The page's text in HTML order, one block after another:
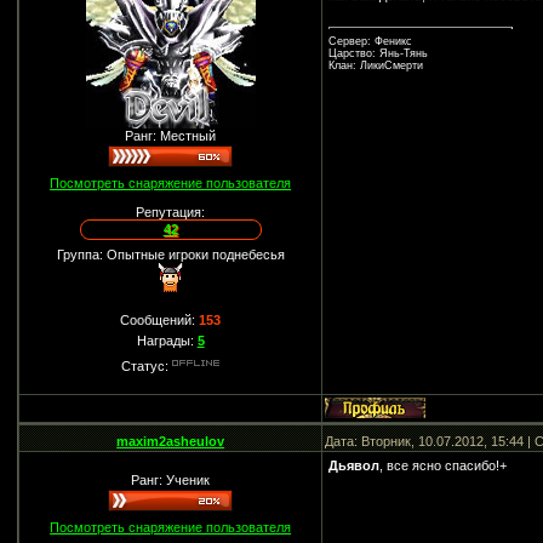
Ранг: Местный
Посмотреть снаряжение пользователя
Репутация:
42
Группа: Опытные игроки поднебесья
Сообщений:153
Награды: 5
Статус:
Сервер: Феникс
Царство: Янь-Тянь
Клан: ЛикиСмерти
maxim2asheulov Дата: Вторник, 10.07.2012, 15:44 |
Ранг: Ученик
Посмотреть снаряжение пользователя
Дьявол , все ясно спасибо!+